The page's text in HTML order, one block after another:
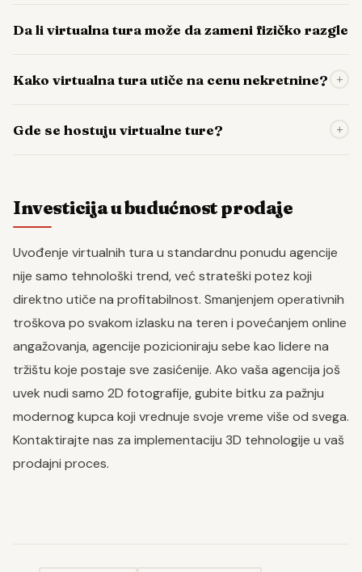
Da li virtualna tura može da zameni fizičko
Kako virtualna tura utiče na cenu nekretnine? +
Gde se hostuju virtualne ture? +
Investicija u budućnost prodaje
Uvođenje virtualnih tura u standardnu ponudu agencije
nije samo tehnološki trend, već strateški potez koji
direktno utiče na profitabilnost. Smanjenjem operativnih
troškova po svakom izlasku na teren i povećanjem online
angažovanja, agencije pozicioniraju sebe kao lidere na
tržištu koje postaje sve zasićenije. Ako vaša agencija još
uvek nudi samo 2D fotografije, gubite bitku za pažnju
modernog kupca koji vrednuje svoje vreme više od svega.
Kontaktirajte nas za implementaciju 3D tehnologije u vaš
prodajni proces.